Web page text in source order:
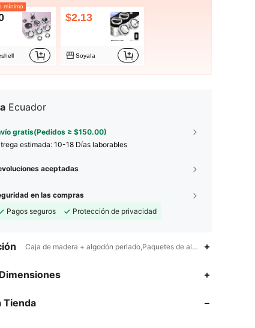
mínimo
$2.13
SoyaIa
Ecuador
gratis(Pedidos ≥ $150.00)
estimada:10-18 Días laborables
aceptadas
en las compras
Pagos seguros
Protección de privacidad
Caja de madera + algodón perlado,Paquetes de alcohol secos y
Tienda